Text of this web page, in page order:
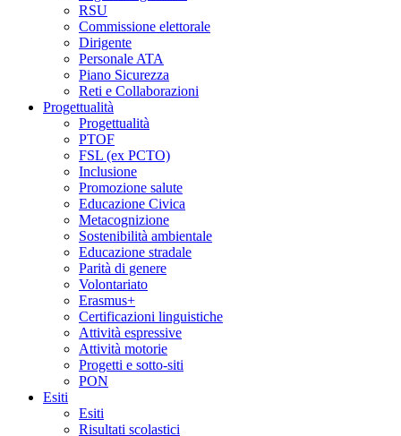
RSU
Commissione elettorale
Dirigente
Personale ATA
Piano Sicurezza
Reti e Collaborazioni
Progettualità
Progettualità
PTOF
FSL (ex PCTO)
Inclusione
Promozione salute
Educazione Civica
Metacognizione
Sostenibilità ambientale
Educazione stradale
Parità di genere
Volontariato
Erasmus+
Certificazioni linguistiche
Attività espressive
Attività motorie
Progetti e sotto-siti
PON
Esiti
Esiti
Risultati scolastici